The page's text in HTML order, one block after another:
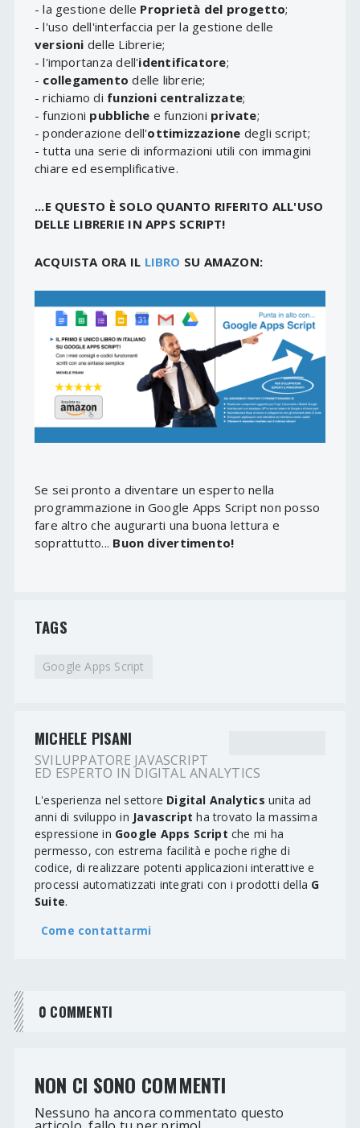
- la gestione delle Proprietà del progetto;
- l'uso dell'interfaccia per la gestione delle
versioni delle Librerie;
- l'importanza dell'identificatore;
- collegamento delle librerie;
- richiamo di funzioni centralizzate;
- funzioni pubbliche e funzioni private;
- ponderazione dell'ottimizzazione degli script;
- tutta una serie di informazioni utili con immagini
chiare ed esemplificative.
...E QUESTO È SOLO QUANTO RIFERITO ALL'USO
DELLE LIBRERIE IN APPS SCRIPT!
ACQUISTA ORA IL LIBRO SU AMAZON:
Se sei pronto a diventare un esperto nella
programmazione in Google Apps Script non posso
fare altro che augurarti una buona lettura e
soprattutto... Buon divertimento!
TAGS
Google Apps Script
MICHELE PISANI
SVILUPPATORE JAVASCRIPT
ED ESPERTO IN DIGITAL ANALYTICS
L'esperienza nel settore Digital Analytics unita ad
anni di sviluppo in Javascript ha trovato la massima
espressione in Google Apps Script che mi ha
permesso, con estrema facilità e poche righe di
codice, di realizzare potenti applicazioni interattive e
processi automatizzati integrati con i prodotti della G
Suite.
Come contattarmi
0 COMMENTI
NON CI SONO COMMENTI
Nessuno ha ancora commentato questo